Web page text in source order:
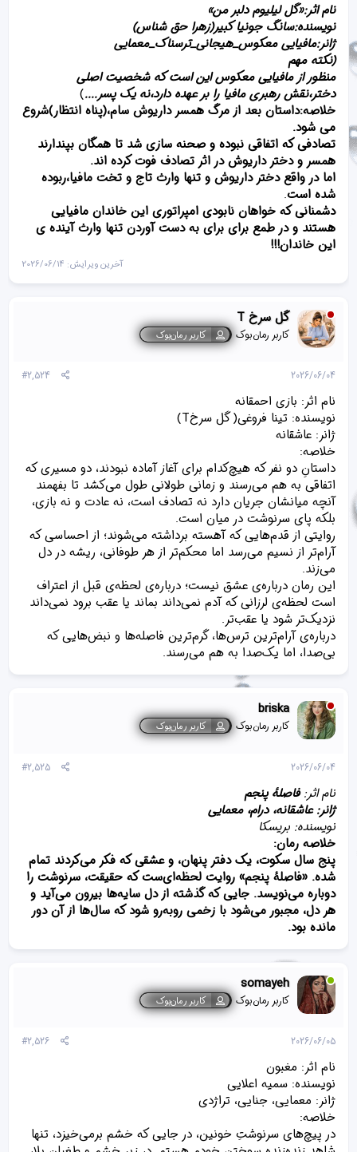
نام اثر:«گل لیلیوم دلبر من»
نویسنده:سانگ جونیا کبیر(زهرا حق شناس)
ژانر:مافیایی معکوس_هیجانی_ترسناک_معمایی
(نکته مهم
منظور از مافیایی معکوس این است که شخصیت اصلی
دختر،نقش رهبری مافیا را بر عهده دارد،نه یک پسر....)
خلاصه:داستان بعد از مرگ همسر داریوش سام،(پناه انتظار)شروع
می شود.
تصادفی که اتفاقی نبوده و صحنه سازی شد تا همگان بپندارند
همسر و دختر داریوش در اثر تصادف فوت کرده اند.
اما در واقع دختر داریوش و تنها وارث تاج و تخت مافیا،ربوده
شده است.
دشمنانی که خواهان نابودی امپراتوری این خاندان مافیایی
هستند و در طمع برای برای به دست آوردن تنها وارث آینده ی
این خاندان!!!
آخرین ویرایش: 2026/06/14
گل سرخ T
کاربر رمان‌بوک کاربر رمان‌بوک
2026/06/04
#2,524
نام اثر: بازی احمقانه
نویسنده: تینا فروغی( گل سرخT)
ژانر: عاشقانه
خلاصه:
داستانِ دو نفر که هیچ‌کدام برای آغاز آماده نبودند، دو مسیری که
اتفاقی به هم می‌رسند و زمانی طولانی طول می‌کشد تا بفهمند
آنچه میانشان جریان دارد نه تصادف است، نه عادت و نه بازی،
بلکه پای سرنوشت در میان است.
روایتی از قدم‌هایی که آهسته برداشته می‌شوند؛ از احساسی که
آرام‌تر از نسیم می‌رسد اما محکم‌تر از هر طوفانی، ریشه در دل
می‌زند.
این رمان درباره‌ی عشق نیست؛ درباره‌ی لحظه‌ی قبل از اعتراف
است لحظه‌ی لرزانی که آدم نمی‌داند بماند یا عقب برود نمی‌داند
نزدیک‌تر شود یا عقب‌تر.
درباره‌ی آرام‌ترین ترس‌ها، گرم‌ترین فاصله‌ها و نبض‌هایی که
بی‌صدا، اما یک‌صدا به هم می‌رسند.
briska
کاربر رمان‌بوک کاربر رمان‌بوک
2026/06/04
#2,525
نام اثر:فاصلهٔ پنجم
ژانر: عاشقانه، درام، معمایی
نویسنده: بریسکا
خلاصه رمان:
پنج سال سکوت، یک دفتر پنهان، و عشقی که فکر می‌کردند تمام
شده. «فاصلهٔ پنجم» روایت لحظه‌ای‌ست که حقیقت، سرنوشت را
دوباره می‌نویسد. جایی که گذشته از دل سایه‌ها بیرون می‌آید و
هر دل، مجبور می‌شود با زخمی روبه‌رو شود که سال‌ها از آن دور
مانده بود.
somayeh
کاربر رمان‌بوک کاربر رمان‌بوک
2026/06/05
#2,526
نام اثر: مغبون
نویسنده: سمیه اعلایی
ژانر: معمایی، جنایی، تراژدی
خلاصه‌:
در پیچ‌های سرنوشتِ خونین، در جایی که خشم برمی‌خیزد، تنها